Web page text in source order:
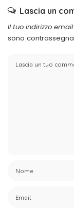
Lascia un
Il tuo indirizzo
sono